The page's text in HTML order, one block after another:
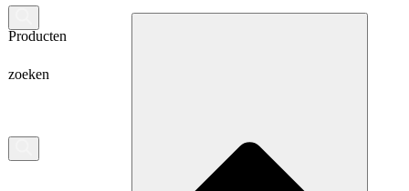
Producten
zoeken